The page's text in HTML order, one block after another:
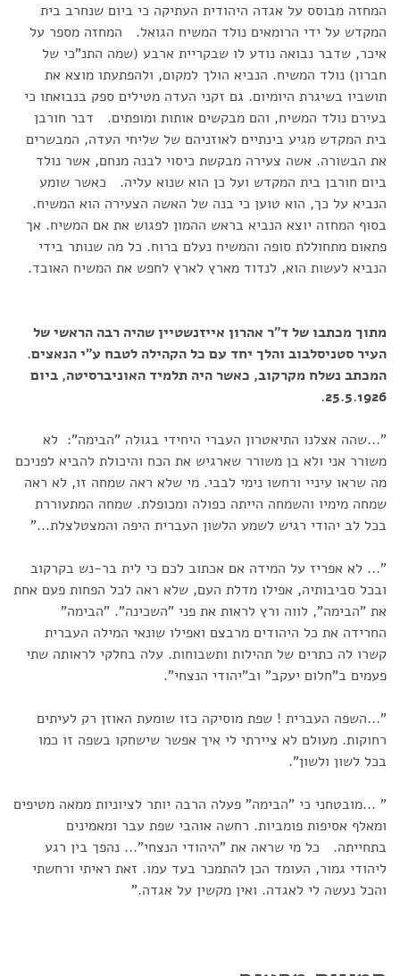
המחזה מבוסס על אגדה היהודית העתיקה כי ביום שנחרב בית
המקדש על ידי הרומאים נולד המשיח הגואל. המחזה מספר על
איכר, שדבר נבואה נודע לו שבקריית ארבע (שמה התנ"כי של
חברון) נולד המשיח. הנביא הולך למקום, ולהפתעתו מוצא את
תושביו בשיגרת היומיום. גם זקני העדה מטילים ספק בנבואתו כי
בעירם נולד המשיח, והם מבקשים אותות ומופתים. דבר חורבן
בית המקדש מגיע בינתיים לאוזניהם של שליחי העדה, המבשרים
את הבשורה. אשה צעירה מבקשת כיסוי לבנה מנחם, אשר נולד
ביום חורבן בית המקדש ועל כן הוא שנוא עליה. כאשר שומע
הנביא על כך, הוא טוען כי בנה של האשה הצעירה הוא המשיח.
בסוף המחזה יוצא הנביא בראש ההמון לפגוש את אם המשיח. אך
פתאום מתחוללת סופה והמשיח נעלם ברוח. כל מה שנותר בידי
הנביא לעשות הוא, לנדוד מארץ לארץ לחפש את המשיח האובד.
מתוך מכתבו של ד"ר אהרון אייזנשטיין שהיה רבה הראשי של
העיר סטניסלבוב והלך יחד עם כל הקהילה לטבח ע"י הנאצים.
המכתב נשלח מקרקוב, כאשר היה תלמיד האוניברסיטה, ביום
25.5.1926.
"...שהה אצלנו התיאטרון העברי היחידי בגולה "הבימה": לא
משורר אני ולא בן משורר שארגיש את הכח והיכולת להביא לפניכם
מה שראו עיניי ורחשו נימי לבבי. מי שלא ראה שמחה זו, לא ראה
שמחה מימיו והשמחה הייתה כפולה ומכופלת. שמחה המתעוררת
בכל לב יהודי רגיש לשמע הלשון העברית היפה והמצטלצלת..."
"... לא אפריז על המידה אם אכתוב לכם כי לית בר-נש בקרקוב
ובכל סביבותיה, אפילו מדלת העם, שלא ראה לכל הפחות פעם אחת
את "הבימה", לווה ורץ לראות את פני "השכינה". "הבימה"
החרידה את כל היהודים מרבצם ואפילו שונאי המילה העברית
קשרו לה כתרים של תהילות ותשבוחות. עלה בחלקי לראותה שתי
פעמים ב"חלום יעקב" וב"יהודי הנצחי".
"...השפה העברית ! שפת מוסיקה כזו שומעת האוזן רק לעיתים
רחוקות. מעולם לא ציירתי לי איך אפשר שישחקו בשפה זו כמו
בכל לשון ולשון".
" ...מובטחני כי "הבימה" פעלה הרבה יותר לציוניות ממאה מטיפים
ומאלף אסיפות פומביות. רחשה אוהבי שפת עבר ומאמינים
בתחייתה. כל מי שראה את "היהודי הנצחי"... נהפך בין רגע
ליהודי גמור, העומד הכן להתמכר בעד עמו. זאת ראיתי ורחשתי
והכל נעשה לי לאגדה. ואין מקשין על אגדה."